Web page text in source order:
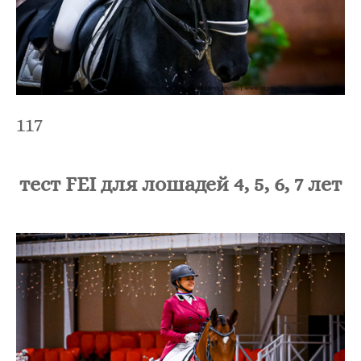
117
тест FEI для лошадей 4, 5, 6, 7 лет